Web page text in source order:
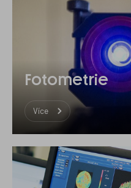
Fotometrie
Více